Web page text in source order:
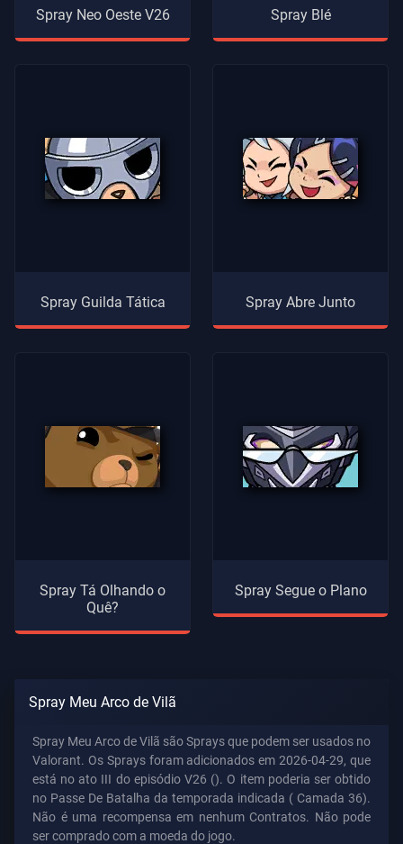
Spray Neo Oeste V26 Spray Blé
Spray Guilda Tática Spray Abre Junto
Spray Tá Olhando o
Quê?
Spray Segue o Plano
Spray Meu Arco de Vilã
Spray Meu Arco de Vilã são Sprays que podem ser usados no
Valorant. Os Sprays foram adicionados em 2026-04-29, que
está no ato III do episódio V26 (). O item poderia ser obtido
no Passe De Batalha da temporada indicada ( Camada 36).
Não é uma recompensa em nenhum Contratos. Não pode
ser comprado com a moeda do jogo.